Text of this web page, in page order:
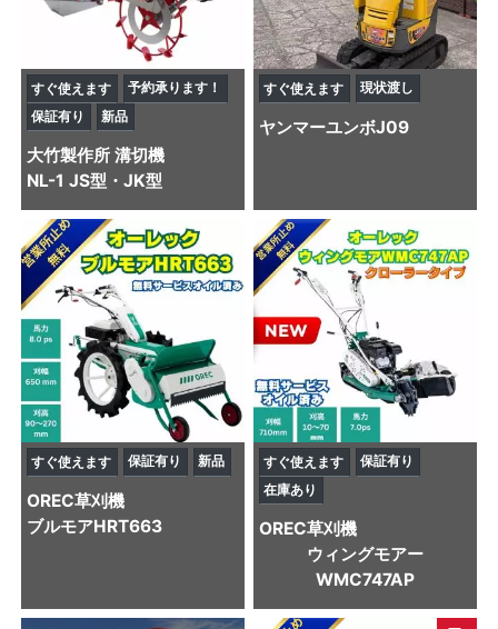
すぐ使えます
予約承ります！
保証有り
新品
大竹製作所 溝切機
NL-1 JS型・JK型
すぐ使えます 現状渡し
ヤンマーユンボJ09
すぐ使えます 保証有り 新品
OREC草刈機
ブルモアHRT663
すぐ使えます
保証有り
在庫あり
OREC草刈機
ウィングモアー
WMC747AP